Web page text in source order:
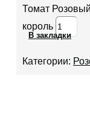
Томат Розовый
король
В закладки
Категории: